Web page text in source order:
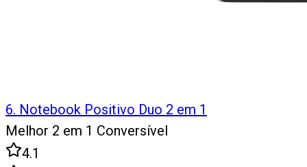
6. Notebook Positivo Duo 2 em 1
Melhor 2 em 1 Conversível
4.1